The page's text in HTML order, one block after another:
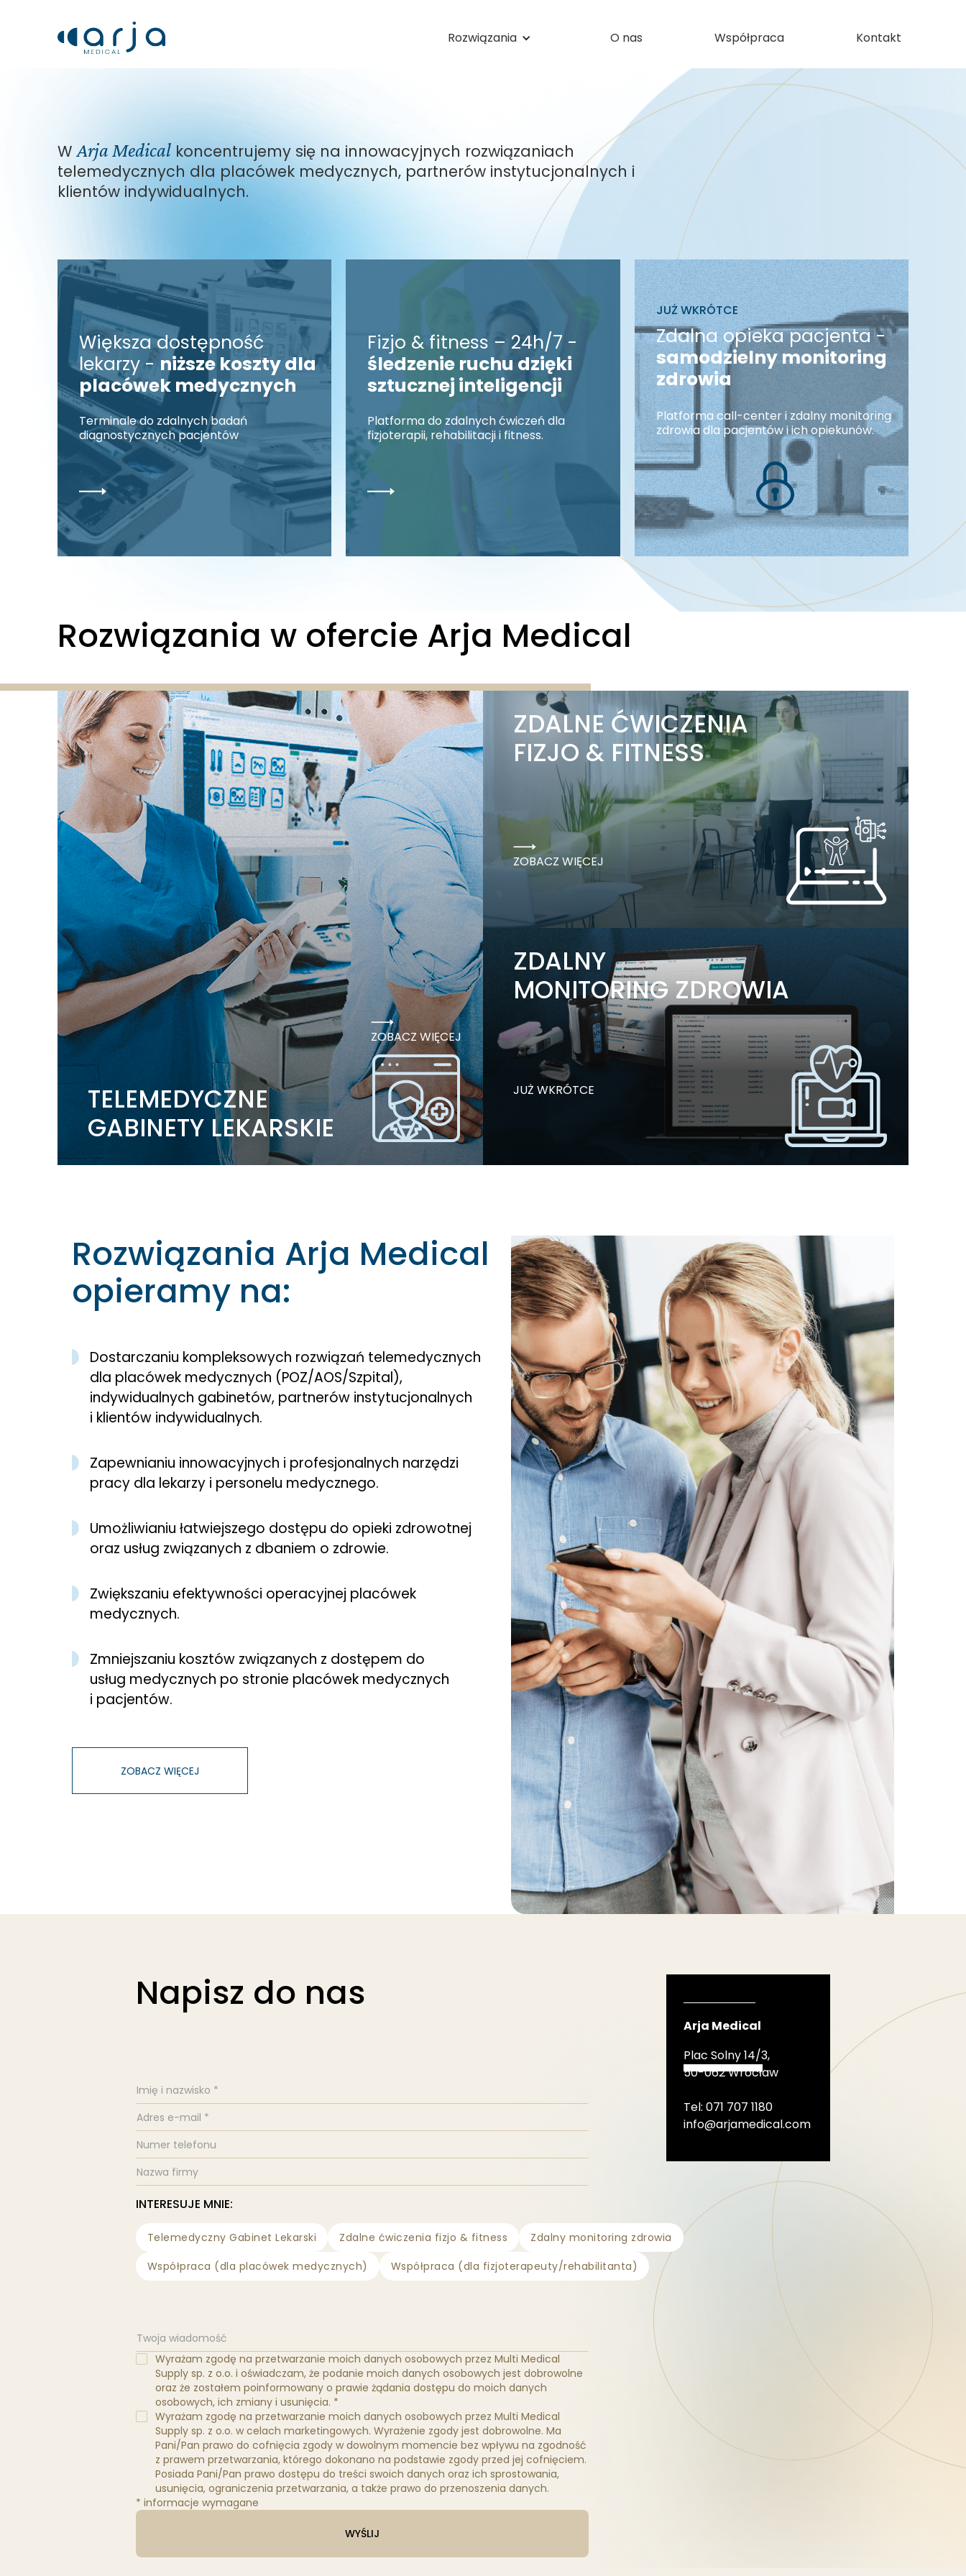
Rozwiązania O nas Współpraca Kontakt
WArja Medical koncentrujemy się na innowacyjnych rozwiązaniach
telemedycznych dla placówek medycznych, partnerów instytucjonalnych i
klientów indywidualnych.
Większa dostępność
lekarzy -niższe koszty dla
placówek medycznych
Terminale do zdalnych badań
diagnostycznych pacjentów
Fizjo & fitness – 24h/7 -
śledzenie ruchu dzięki
sztucznej inteligencji
Platforma do zdalnych ćwiczeń dla
fizjoterapii, rehabilitacji i fitness.
SPRAWDŹ
JUŻ WKRÓTCE
Zdalna opieka pacjenta -
samodzielny monitoring
zdrowia
Platforma call-center i zdalny monitoring
zdrowia dla pacjentów i ich opiekunów.
Rozwiązania w ofercie Arja Medical
TELEMEDYCZNE
GABINETY LEKARSKIE
ZOBACZ WIĘCEJ
ZDALNE ĆWICZENIA
FIZJO & FITNESS
ZOBACZ WIĘCEJ
ZDALNY
MONITORING ZDROWIA
JUŻ WKRÓTCE
Rozwiązania Arja Medical
opieramy na:
Dostarczaniu kompleksowych rozwiązań telemedycznych
dla placówek medycznych (POZ/AOS/Szpital),
indywidualnych gabinetów, partnerów instytucjonalnych
i klientów indywidualnych.
Zapewnianiu innowacyjnych i profesjonalnych narzędzi
pracy dla lekarzy i personelu medycznego.
Umożliwianiu łatwiejszego dostępu do opieki zdrowotnej
oraz usług związanych z dbaniem o zdrowie.
Zwiększaniu efektywności operacyjnej placówek
medycznych.
Zmniejszaniu kosztów związanych z dostępem do
usług medycznych po stronie placówek medycznych
i pacjentów.
ZOBACZ WIĘCEJ
Napisz do nas
INTERESUJE MNIE:
Telemedyczny Gabinet Lekarski Zdalne ćwiczenia fizjo & fitness
Zdalny monitoring zdrowia
Współpraca (dla placówek medycznych)
Współpraca (dla fizjoterapeuty/rehabilitanta)
Wyrażam zgodę na przetwarzanie moich danych osobowych przez Multi Medical
Supply sp. z o.o. i oświadczam, że podanie moich danych osobowych jest dobrowolne
oraz że zostałem poinformowany o prawie żądania dostępu do moich danych
osobowych, ich zmiany i usunięcia. *
Wyrażam zgodę na przetwarzanie moich danych osobowych przez Multi Medical
Supply sp. z o.o. w celach marketingowych. Wyrażenie zgody jest dobrowolne. Ma
Pani/Pan prawo do cofnięcia zgody w dowolnym momencie bez wpływu na zgodność
z prawem przetwarzania, którego dokonano na podstawie zgody przed jej cofnięciem.
Posiada Pani/Pan prawo dostępu do treści swoich danych oraz ich sprostowania,
usunięcia, ograniczenia przetwarzania, a także prawo do przenoszenia danych.
* informacje wymagane
Arja Medical
Plac Solny 14/3,
50-062 Wrocław
Tel: 071 707 1180
info@arjamedical.com